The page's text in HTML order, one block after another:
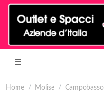
Home Molise Campobasso